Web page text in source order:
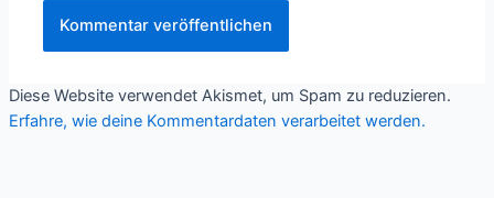
Diese Website verwendet Akismet, um Spam zu reduzieren.
Erfahre, wie deine Kommentardaten verarbeitet werden.